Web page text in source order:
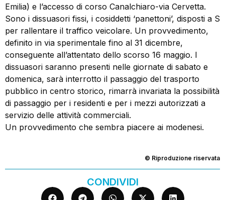
Emilia) e l’accesso di corso Canalchiaro-via Cervetta.
Sono i dissuasori fissi, i cosiddetti ‘panettoni’, disposti a S
per rallentare il traffico veicolare. Un provvedimento,
definito in via sperimentale fino al 31 dicembre,
conseguente all’attentato dello scorso 16 maggio. I
dissuasori saranno presenti nelle giornate di sabato e
domenica, sarà interrotto il passaggio del trasporto
pubblico in centro storico, rimarrà invariata la possibilità
di passaggio per i residenti e per i mezzi autorizzati a
servizio delle attività commerciali.
Un provvedimento che sembra piacere ai modenesi.
© Riproduzione riservata
CONDIVIDI